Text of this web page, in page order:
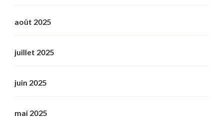
août 2025
juillet 2025
juin 2025
mai 2025